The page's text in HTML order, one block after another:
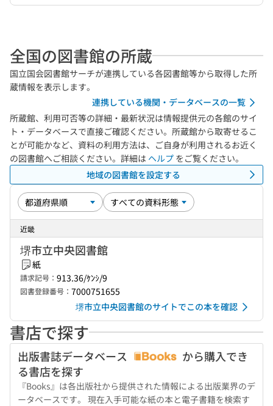
全国の図書館の所蔵
国立国会図書館サーチが連携している各図書館等から取得した所
蔵情報を表示します。
連携している機関・データベースの一覧
所蔵館、利用可否等の詳細・最新状況は情報提供元の各館のサイ
ト・データベースで直接ご確認ください。所蔵館から取寄せるこ
とが可能かなど、資料の利用方法は、ご自身が利用されるお近く
の図書館へご相談ください。詳細は ヘルプ をご覧ください。
地域の図書館を設定する
近畿
堺市立中央図書館
紙
請求記号： 913.36/ｹﾝｼ/9
図書登録番号： 7000751655
堺市立中央図書館のサイトでこの本を確認
書店で探す
出版書誌データベース
から購入でき
る書店を探す
『Books』は各出版社から提供された情報による出版業界のデ
ータベースです。 現在入手可能な紙の本と電子書籍を検索す